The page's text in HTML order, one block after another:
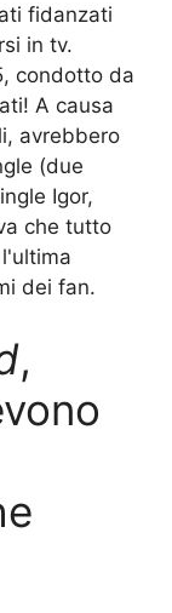
fidanzati
in tv.
condotto da
A causa
avrebbero
(due
Igor,
che tutto
dei fan.
,